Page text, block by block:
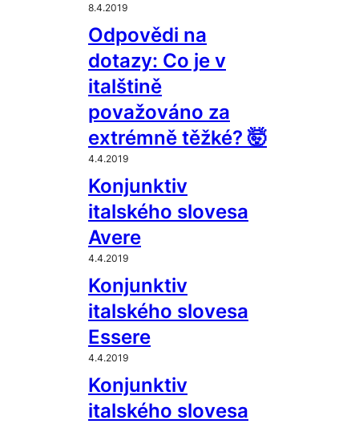
8.4.2019
Odpovědi na
dotazy: Co je v
italštině
považováno za
extrémně těžké? 🤯
4.4.2019
Konjunktiv
italského slovesa
Avere
4.4.2019
Konjunktiv
italského slovesa
Essere
4.4.2019
Konjunktiv
italského slovesa